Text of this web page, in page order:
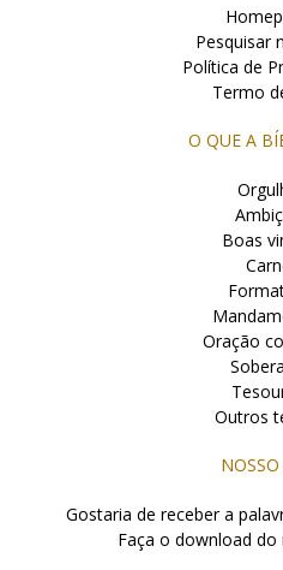
Pesquisar
Política de
Termo
O QUE A
Boas
Oração
Outros
Gostaria de receber a
Faça o download